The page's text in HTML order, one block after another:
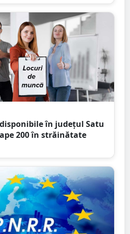
în județul Satu
200 în străinătate